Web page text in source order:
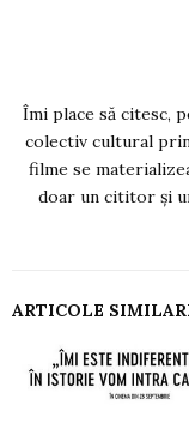
Îmi place să citesc,
colectiv cultural
filme se
doar un cititor și
ARTICOLE